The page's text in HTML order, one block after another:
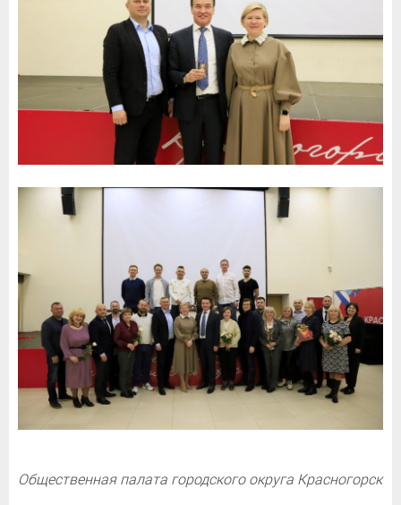
Общественная палата городского округа Красногорск